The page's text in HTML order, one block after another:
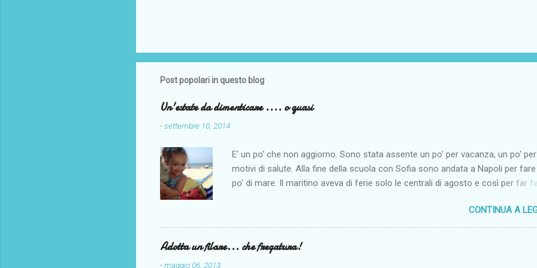
Post popolari in questo blog
Un'estate da dimenticare .... o quasi
-settembre 10, 2014
E' un po' che non aggiorno. Sono stata assente un po' per vacanza, un po' per
motivi di salute. Alla fine della scuola con Sofia sono andata a Napoli per
po' di mare. Il maritino aveva di ferie solo le centrali di agosto e così per far
tempo quest'anno non è stato clemente, anche se noi siamo riuscite lo
andare al mare spesso e ad abbronzarci almeno un po'. I problemi più seri
iniziati ad agosto. Sono finita due volte al Pronto Soccorso. Fortunatamente
di grave anche se lo spavento è stato tanto. E poi vogliamo aggiungere un
CONTINUA A
Adotta un filare... che fregatura!
-maggio 06, 2013